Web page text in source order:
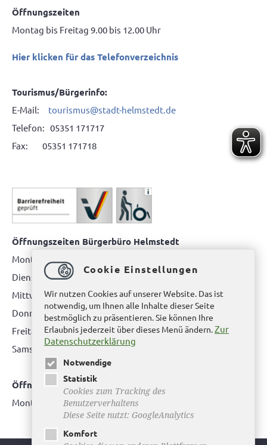
Öffnungszeiten
Montag bis Freitag 9.00 bis 12.00 Uhr
Hier klicken für das Telefonverzeichnis
Tourismus/Bürgerinfo:
E-Mail: tourismus@stadt-helmstedt.de
Telefon: 05351 171717
Fax: 05351 171718
Öffnungszeiten Bürgerbüro Helmstedt
Montag: 08.00 bis 12.00 Uhr
Dienstag: 08.00 bis 12.00 Uhr & 15.00 Uhr bis 17.00 Uhr
Mittwoch: nur nach Terminvereinbarung
Donnerstag: 08.00 bis 12.00 Uhr & 14.00 Uhr bis 16.00 Uhr
Freitag: nur nach Terminvereinbarung
Samstag:bitte hier klicken
Öffnungszeiten Bürgerbüro Büddenstedt
Montag: 14:00 bis 16:00 Uhr
Cookie Einstellungen
Wir nutzen Cookies auf unserer Website. Das ist
notwendig, um Ihnen alle Inhalte dieser Seite
bestmöglich zu präsentieren. Sie können Ihre
Erlaubnis jederzeit über dieses Menü ändern.Zur
Datenschutzerklärung
Notwendige
Statistik
Cookies zum Tracking des
Benutzerverhaltens
Diese Seite nutzt: GoogleAnalytics
Komfort